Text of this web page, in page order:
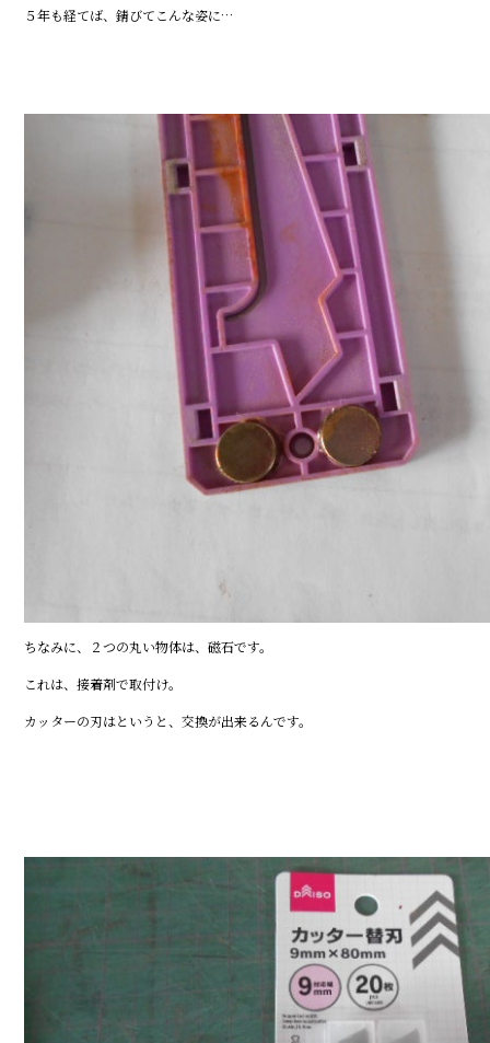
５年も経てば、錆びてこんな姿に…
ちなみに、２つの丸い物体は、磁石です。
これは、接着剤で取付け。
カッターの刃はというと、交換が出来るんです。